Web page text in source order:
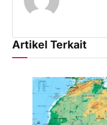
Artikel Terkait